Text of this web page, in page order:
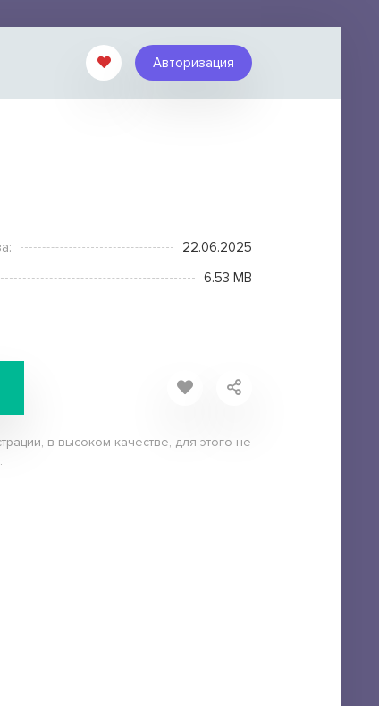
Авторизация
22.06.2025
6.53 MB
в высоком качестве, для этого не